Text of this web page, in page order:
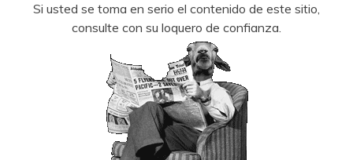
Si usted se toma en serio el contenido de este sitio,
consulte con su loquero de confianza.